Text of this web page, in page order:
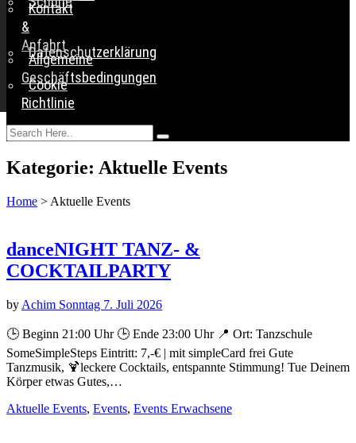
Kontakt
&
Anfahrt
Datenschutzerklärung
Allgemeine
Geschäftsbedingungen
Cookie
Richtlinie
Kategorie: Aktuelle Events
Home > Aktuelle Events
danceNIGHT TANZ- &
COCKTAILPARTY
by Achim Sonntag 7. Juli 2026
🕒 Beginn 21:00 Uhr 🕒 Ende 23:00 Uhr 📍 Ort: Tanzschule
SomeSimpleSteps Eintritt: 7,-€ | mit simpleCard frei Gute
Tanzmusik, 🍹leckere Cocktails, entspannte Stimmung! Tue Deinem
Körper etwas Gutes,…
Aktuelle Events, Events, Events Erwachsene